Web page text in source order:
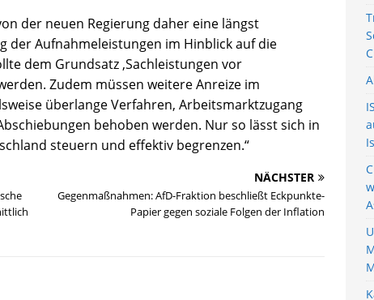
der neuen Regierung daher eine längst
der Aufnahmeleistungen im Hinblick auf die
dem Grundsatz ‚Sachleistungen vor
Zudem müssen weitere Anreize im
überlange Verfahren, Arbeitsmarktzugang
behoben werden. Nur so lässt sich in
steuern und effektiv begrenzen.“
NÄCHSTER
Gegenmaßnahmen: AfD-Fraktion beschließt Eckpunkte-
Papier gegen soziale Folgen der Inflation